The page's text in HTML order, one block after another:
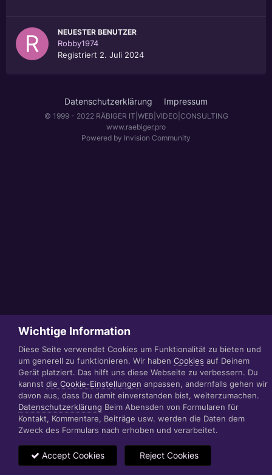
NEUESTER BENUTZER
Robby1974
Registriert 2. Juli 2024
Datenschutzerklärung Impressum
© 1999 - 2022 RÄBIGER IT|WEB|VIDEO|CONSULTING
www.raebiger.pro
Powered by Invision Community
Wichtige Information
Diese Seite verwendet Cookies um Funktionalität zu bieten und
um generell zu funktionieren. Wir haben Cookies auf Deinem
Gerät platziert. Das hilft uns diese Webseite zu verbessern. Du
kannst die Cookie-Einstellungen anpassen, andernfalls gehen wir
davon aus, dass Du damit einverstanden bist, weiterzumachen.
Datenschutzerklärung Beim Abensden von Formularen für
Kontakt, Kommentare, Beiträge usw. werden die Daten dem
Zweck des Formulars nach erhoben und verarbeitet.
Accept Cookies Reject Cookies